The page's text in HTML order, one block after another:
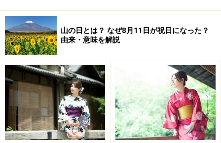
絆を強くする、こどもの日の過ごし方
もうじき、こどもの日がやってきます！ 健やかな成長
を願い、お子さんと一緒にぜひ楽しんでくださいね。ち
ょっとしたことでも、こども心に刻まれて素敵な思い出
になるはず。毎年この日が来るたびに思い出が蘇るの
で、家族の絆を強くする効果もありますよ。
山の日とは？ なぜ8月11日が祝日になった？
由来・意味を解説